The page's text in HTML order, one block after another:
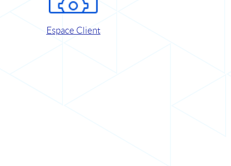
Espace Client